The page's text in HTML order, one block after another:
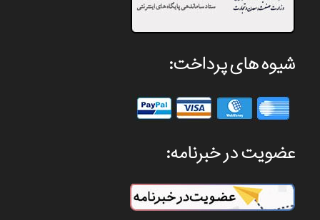
شیوه های پرداخت:
عضویت در خبرنامه: